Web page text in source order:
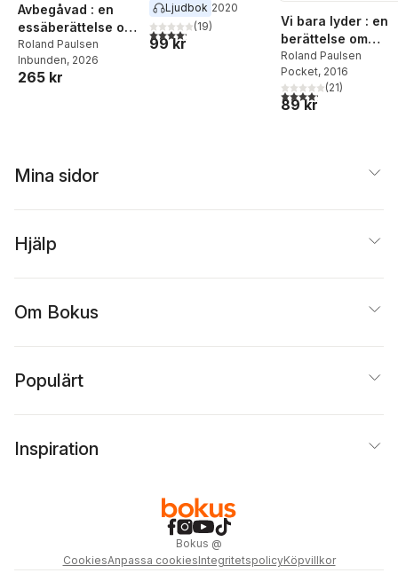
Avbegåvad : en
essäberättelse om
arv och miljö
Roland Paulsen
Inbunden, 2026
265 kr
Ljudbok 2020
4,2utav 5 stjärnor. Totalt antal röster:
(19)
99 kr
Vi bara lyder : en
berättelse om
Arbetsförmedlinge
n
Roland Paulsen
Pocket, 2016
4,2utav 5 stjärnor.
(21)
89 kr
Mina sidor
Hjälp
Om Bokus
Populärt
Inspiration
Bokus @
CookiesAnpassa cookiesIntegritetspolicyKöpvillkor